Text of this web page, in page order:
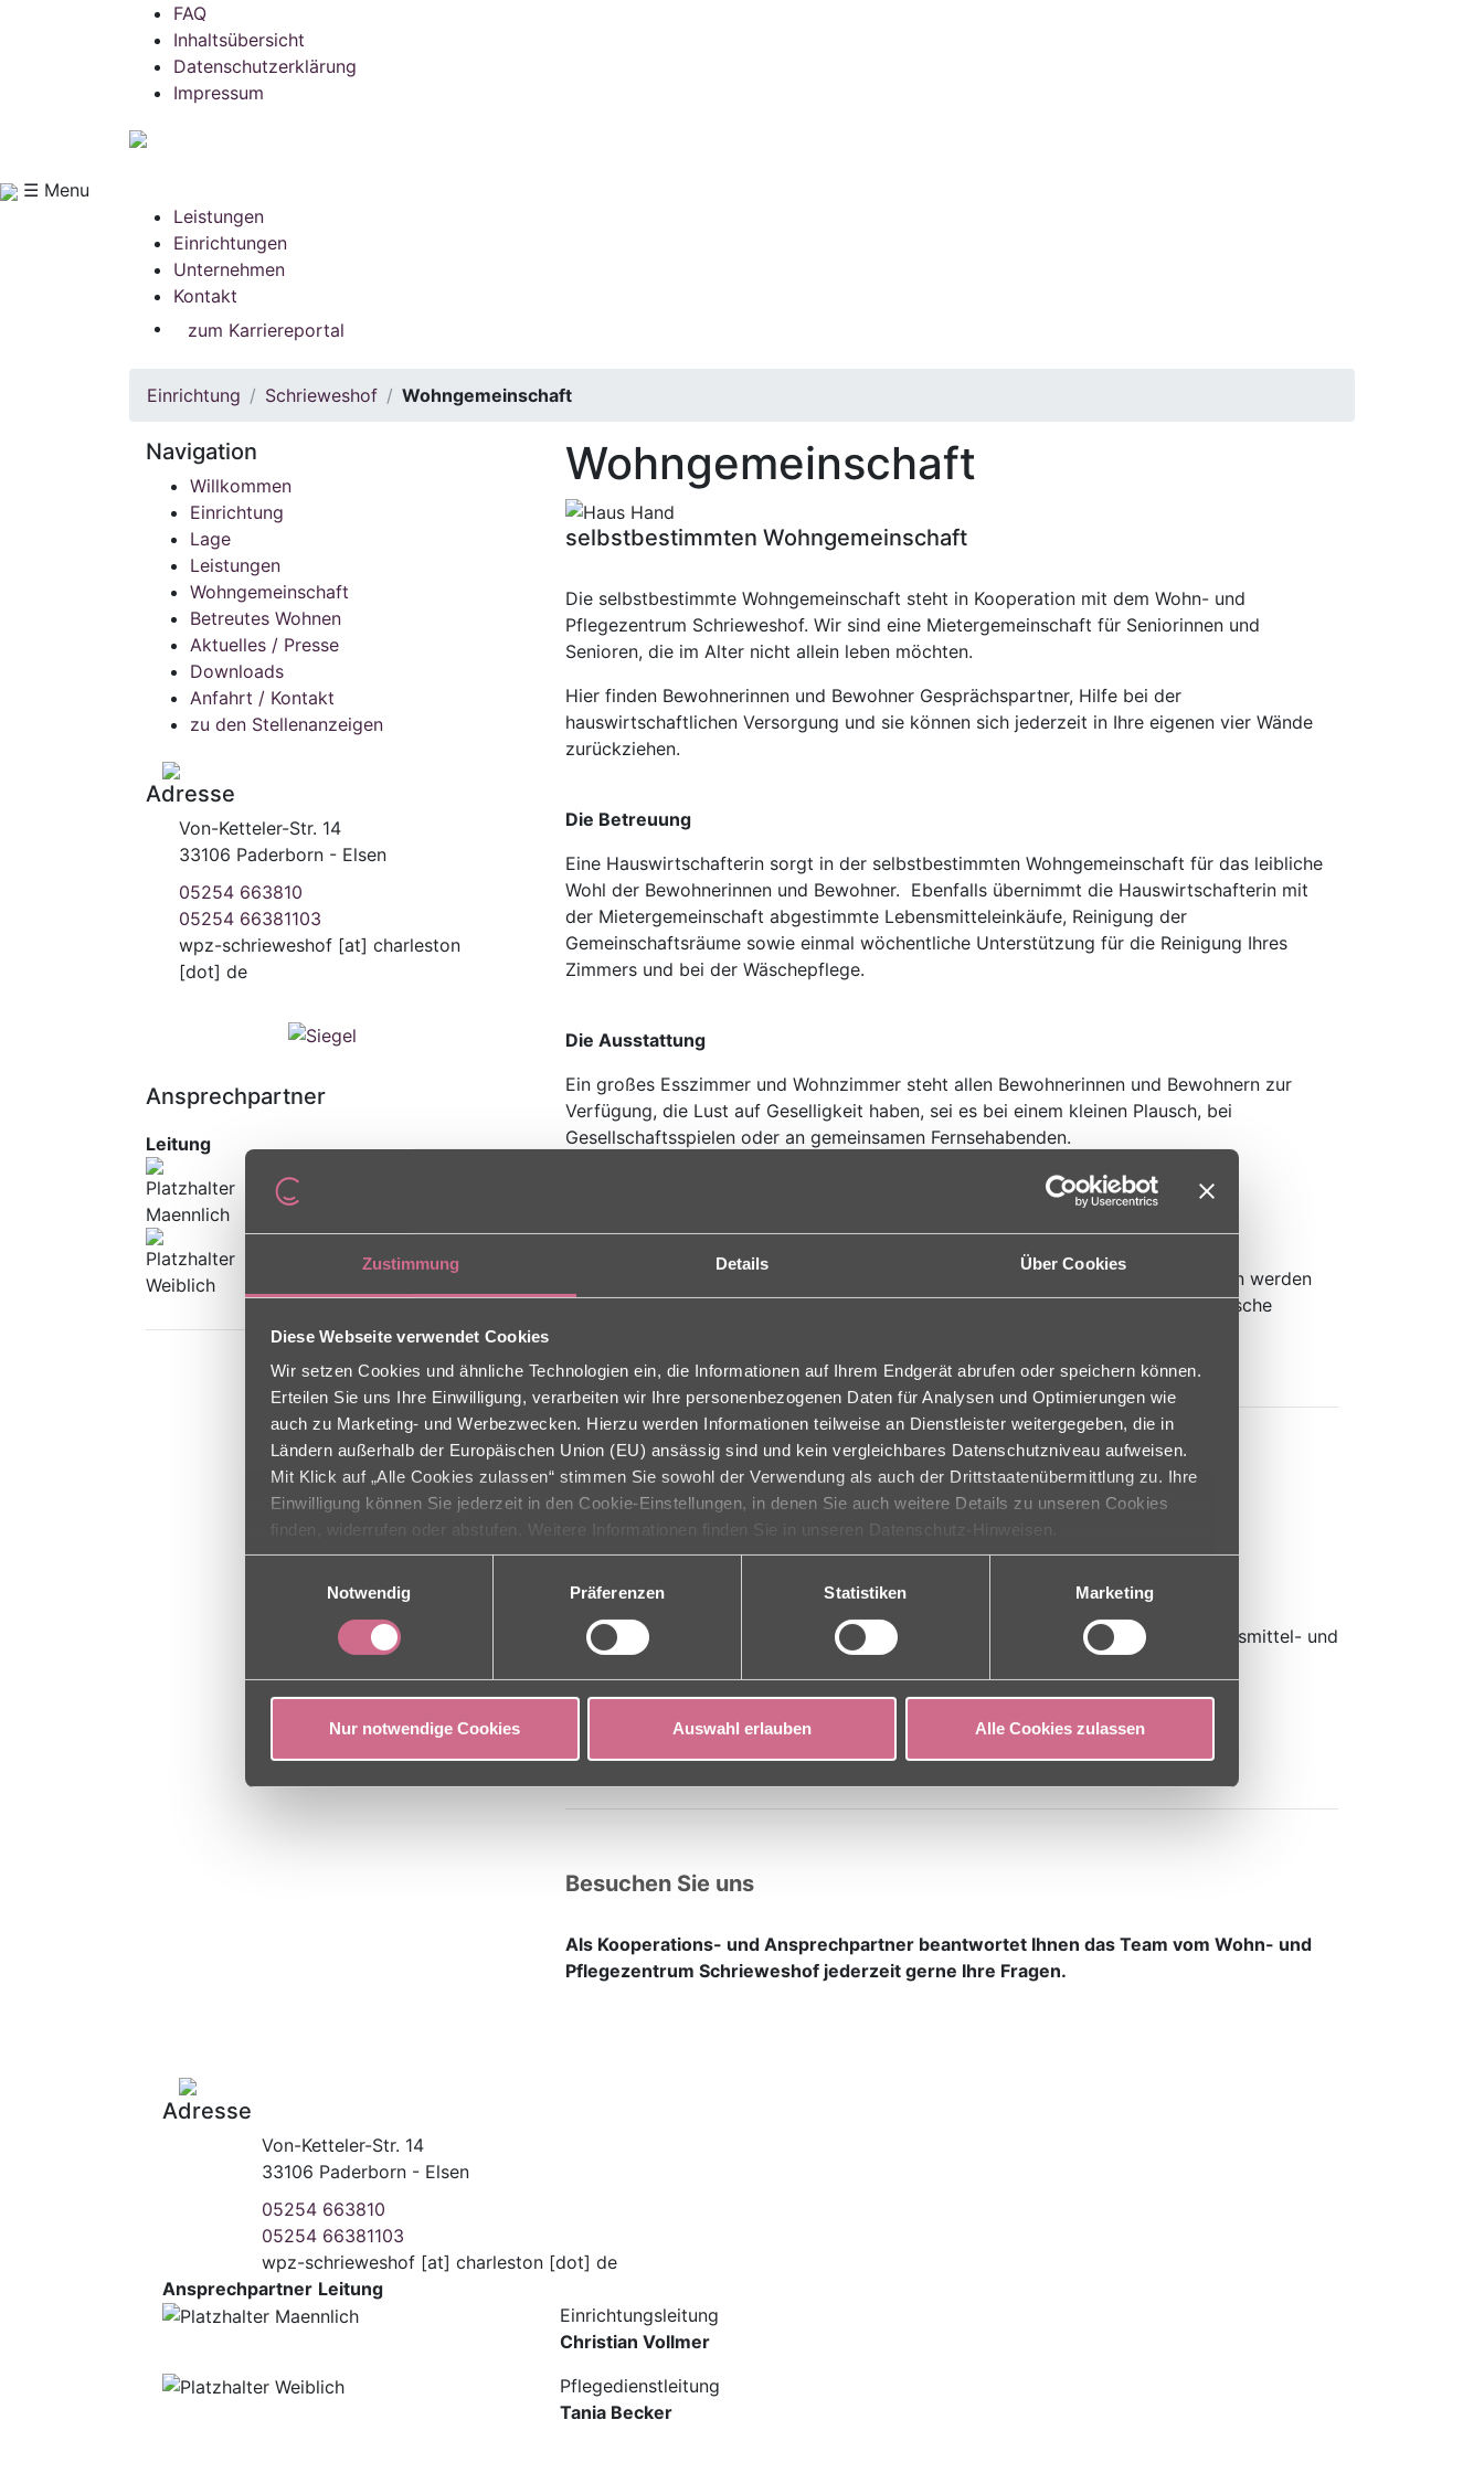
Zustimmung Details Über Cookies
Diese Webseite verwendet Cookies
Wir setzen Cookies und ähnliche Technologien ein, die Informationen auf Ihrem Endgerät abrufen oder speichern können.
Erteilen Sie uns Ihre Einwilligung, verarbeiten wir Ihre personenbezogenen Daten für Analysen und Optimierungen wie
auch zu Marketing- und Werbezwecken. Hierzu werden Informationen teilweise an Dienstleister weitergegeben, die in
Ländern außerhalb der Europäischen Union (EU) ansässig sind und kein vergleichbares Datenschutzniveau aufweisen.
Mit Klick auf „Alle Cookies zulassen“ stimmen Sie sowohl der Verwendung als auch der Drittstaatenübermittlung zu. Ihre
Einwilligung können Sie jederzeit in den Cookie-Einstellungen, in denen Sie auch weitere Details zu unseren Cookies
finden, widerrufen oder abstufen. Weitere Informationen finden Sie in unseren Datenschutz-Hinweisen.
Notwendig
Präferenzen Statistiken Marketing
Nur notwendige Cookies Auswahl erlauben Alle Cookies zulassen
FAQ
Inhaltsübersicht
Datenschutzerklärung
Impressum
☰ Menu
Leistungen
Einrichtungen
Unternehmen
Kontakt
zum Karriereportal
Einrichtung Schrieweshof Wohngemeinschaft
Navigation
Willkommen
Einrichtung
Lage
Leistungen
Wohngemeinschaft
Betreutes Wohnen
Aktuelles / Presse
Downloads
Anfahrt / Kontakt
zu den Stellenanzeigen
Adresse
Von-Ketteler-Str. 14
33106 Paderborn - Elsen
05254 663810
05254 66381103
wpz-schrieweshof [at] charleston
[dot] de
Ansprechpartner
Leitung
Christian Vollmer
Pflegedienstleitung
Tania Becker
Wohngemeinschaft
selbstbestimmten Wohngemeinschaft
Die selbstbestimmte Wohngemeinschaft steht in Kooperation mit dem Wohn- und
Pflegezentrum Schrieweshof. Wir sind eine Mietergemeinschaft für ­Seniorinnen und
Senioren, die im Alter nicht allein leben möchten.
Hier finden Bewohnerinnen und Bewohner ­Gesprächspartner, Hilfe bei der
hauswirtschaftlichen Versorgung und sie können sich jederzeit in Ihre eigenen vier Wände
zurückziehen.
Die Betreuung
Eine Hauswirtschafterin sorgt in der selbstbestimmten Wohngemeinschaft für das leibliche
Wohl der Bewohnerinnen und Bewohner. Ebenfalls übernimmt die Hauswirtschafterin mit
der Mietergemeinschaft abgestimmte Lebensmitteleinkäufe, Reinigung der
Gemeinschaftsräume sowie einmal wöchentliche ­Unterstützung für die Reinigung Ihres
Zimmers und bei der Wäschepflege.
Die Ausstattung
Ein großes Esszimmer und Wohnzimmer steht allen Bewohnerinnen und Bewohnern zur
Verfügung, die Lust auf Geselligkeit haben, sei es bei einem kleinen Plausch, bei
Gesellschaftsspielen oder an gemeinsamen Fernsehabenden.
In regelmäßigen Treffen mit allen zuständigen Personen der selbstbestimmten
Wohngemeinschaft, den Bewohnerinnen und Bewohnern sowie ihren Angehörigen werden
aktuelle ­Themen lösungsorientiert besprochen. Jeder kann seine Ideen und Wünsche
VERMIETUNG:
459,30 € Warmmiete inkl. 180 € Nebenkosten
Informationen über die Kosten für die hauswirtschaftliche Versorgung, die Lebensmittel- und
Putzpauschale erhalten Sie hier:
Monas Familienservice
www.monasfamilienservice.de
Besuchen Sie uns
Als Kooperations- und Ansprechpartner beantwortet Ihnen das Team vom Wohn- und
Pflegezentrum Schrieweshof jederzeit gerne Ihre Fragen.
Adresse
Von-Ketteler-Str. 14
33106 Paderborn - Elsen
05254 663810
05254 66381103
wpz-schrieweshof [at] charleston [dot] de
Ansprechpartner Leitung
Einrichtungsleitung
Christian Vollmer
Pflegedienstleitung
Tania Becker